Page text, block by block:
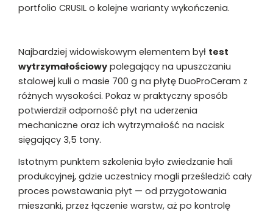
portfolio CRUSIL o kolejne warianty wykończenia.
Najbardziej widowiskowym elementem był test
wytrzymałościowy polegający na upuszczaniu
stalowej kuli o masie 700 g na płytę DuoProCeram z
różnych wysokości. Pokaz w praktyczny sposób
potwierdził odporność płyt na uderzenia
mechaniczne oraz ich wytrzymałość na nacisk
sięgający 3,5 tony.
Istotnym punktem szkolenia było zwiedzanie hali
produkcyjnej, gdzie uczestnicy mogli prześledzić cały
proces powstawania płyt — od przygotowania
mieszanki, przez łączenie warstw, aż po kontrolę